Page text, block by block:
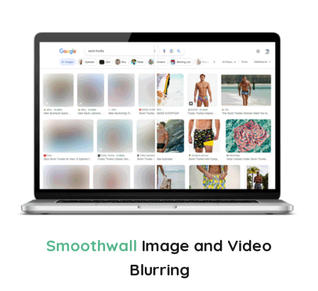
Smoothwall Image and Video
Blurring